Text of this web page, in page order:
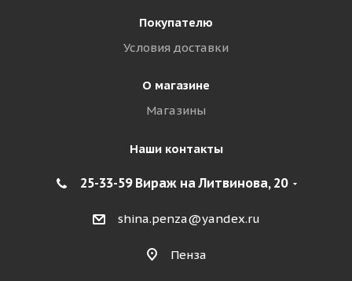
Покупателю
Условия доставки
О магазине
Магазины
Наши контакты
25-33-59 Вираж на Литвинова, 20
shina.penza@yandex.ru
Пенза